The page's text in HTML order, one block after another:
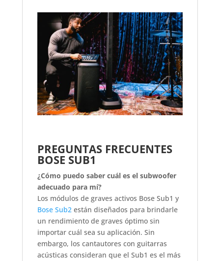
PREGUNTAS FRECUENTES
BOSE SUB1
¿Cómo puedo saber cuál es el subwoofer
adecuado para mí?
Los módulos de graves activos Bose Sub1 y
Bose Sub2están diseñados para brindarle
un rendimiento de graves óptimo sin
importar cuál sea su aplicación. Sin
embargo, los cantautores con guitarras
acústicas consideran que el Sub1 es el más